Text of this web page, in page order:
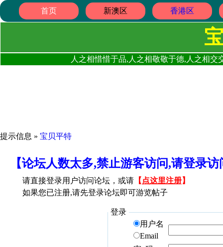
首页 新澳区 香港区
人之相惜惜于品,人之相敬敬于德,人之相
提示信息 » 宝贝平特
【论坛人数太多,禁止游客访问,请登录
请直接登录用户访问论坛，或请 【 点这里注册】
如果您已注册,请先登录论坛即可游览帖子
登录
用户名
Email